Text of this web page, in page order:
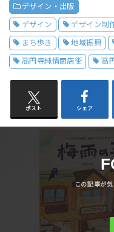
デザイン・出版
デザイン デザイン制
まち歩き 地域振興
高円寺純情商店街 高
ポスト シェア